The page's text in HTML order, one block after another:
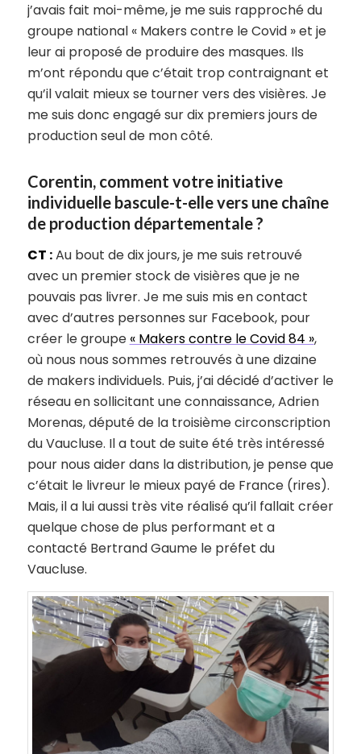
j’avais fait moi-même, je me suis rapproché du
groupe national « Makers contre le Covid » et je
leur ai proposé de produire des masques. Ils
m’ont répondu que c’était trop contraignant et
qu’il valait mieux se tourner vers des visières. Je
me suis donc engagé sur dix premiers jours de
production seul de mon côté.
Corentin, comment votre initiative
individuelle bascule-t-elle vers une chaîne
de production départementale ?
CT :Au bout de dix jours, je me suis retrouvé
avec un premier stock de visières que je ne
pouvais pas livrer. Je me suis mis en contact
avec d’autres personnes sur Facebook, pour
créer le groupe « Makers contre le Covid 84 »,
où nous nous sommes retrouvés à une dizaine
de makers individuels. Puis, j’ai décidé d’activer le
réseau en sollicitant une connaissance, Adrien
Morenas, député de la troisième circonscription
du Vaucluse. Il a tout de suite été très intéressé
pour nous aider dans la distribution, je pense que
c’était le livreur le mieux payé de France (rires).
Mais, il a lui aussi très vite réalisé qu’il fallait créer
quelque chose de plus performant et a
contacté Bertrand Gaume le préfet du
Vaucluse.